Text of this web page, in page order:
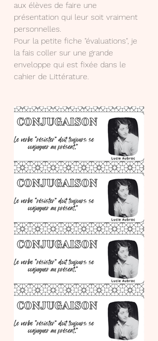
aux élèves de faire une
présentation qui leur soit vraiment
personnelles.
Pour la petite fiche "évaluations", je
la fais coller sur une grande
enveloppe qui est fixée dans le
cahier de Littérature.